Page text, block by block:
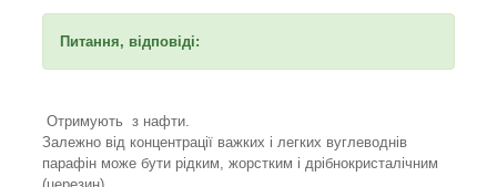
Отримують з нафти.
Залежно від концентрації важких і легких вуглеводнів
парафін може бути рідким, жорстким і дрібнокристалічним
Питання, відповіді: